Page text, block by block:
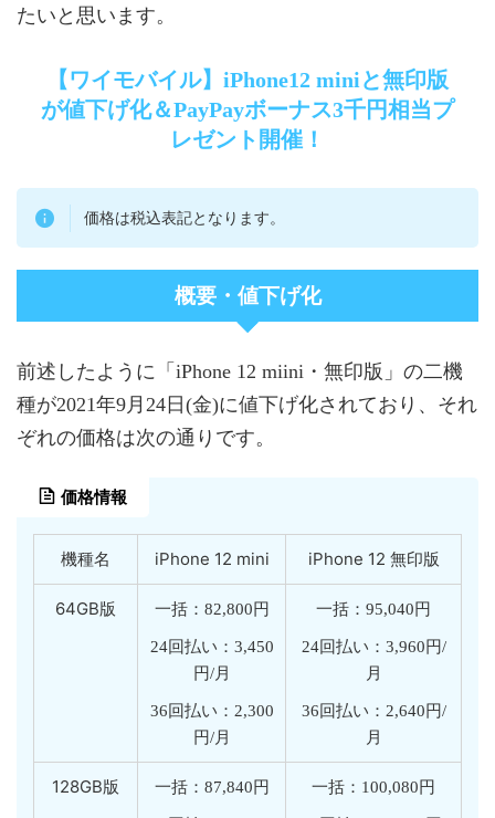
たいと思います。
【ワイモバイル】iPhone12 miniと無印版
が値下げ化＆PayPayボーナス3千円相当プ
レゼント開催！
価格は税込表記となります。
概要・値下げ化
前述したように「iPhone 12 miini・無印版」の二機
種が2021年9月24日(金)に値下げ化されており、それ
ぞれの価格は次の通りです。
価格情報
機種名 iPhone 12 mini iPhone 12 無印版
64GB版 一括：82,800円
24回払い：3,450
円/月
36回払い：2,300
円/月
一括：95,040円
24回払い：3,960円/
月
36回払い：2,640円/
月
128GB版 一括：87,840円 一括：100,080円